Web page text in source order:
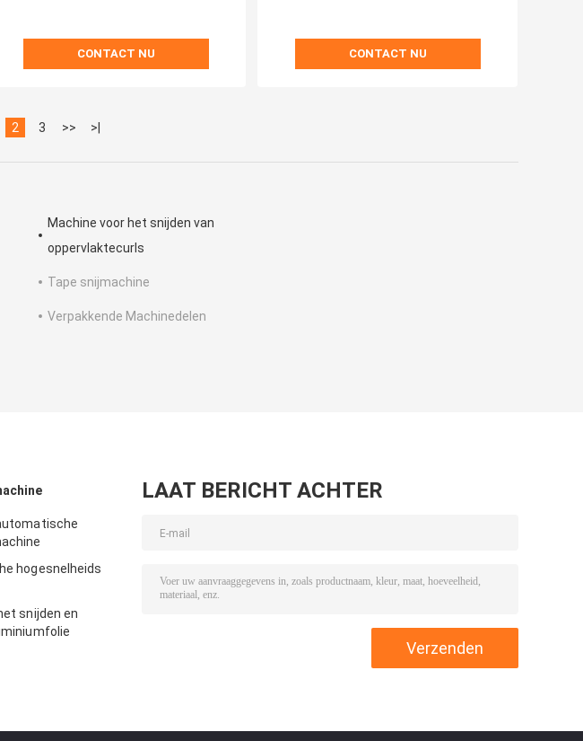
CONTACT NU CONTACT NU
2 3 >> >|
Machine voor het snijden van
oppervlaktecurls
Tape snijmachine
Verpakkende Machinedelen
hogesnelheids
snijden en
LAAT BERICHT ACHTER